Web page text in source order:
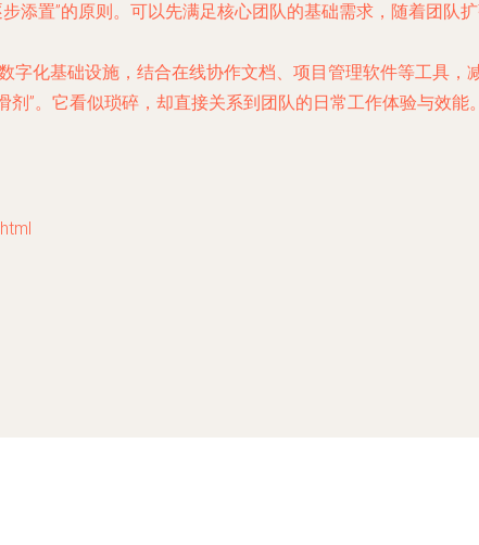
步添置”的原则。可以先满足核心团队的基础需求，随着团队
字化基础设施，结合在线协作文档、项目管理软件等工具，
”。它看似琐碎，却直接关系到团队的日常工作体验与效